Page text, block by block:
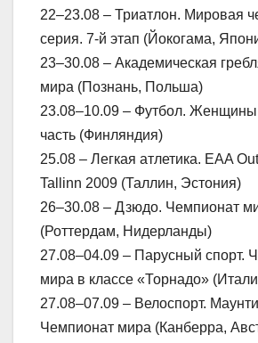
22–23.08 – Триатлон. Мировая
серия. 7-й этап (Йокогама,
23–30.08 – Академическая
мира (Познань, Польша)
23.08–10.09 – Футбол.
часть (Финляндия)
25.08 – Легкая атлетика. EAA
Tallinn 2009 (Таллин, Эстония)
26–30.08 – Дзюдо. Чемпионат
(Роттердам, Нидерланды)
27.08–04.09 – Парусный спорт.
мира в классе «Торнадо»
27.08–07.09 – Велоспорт.
Чемпионат мира (Канберра,